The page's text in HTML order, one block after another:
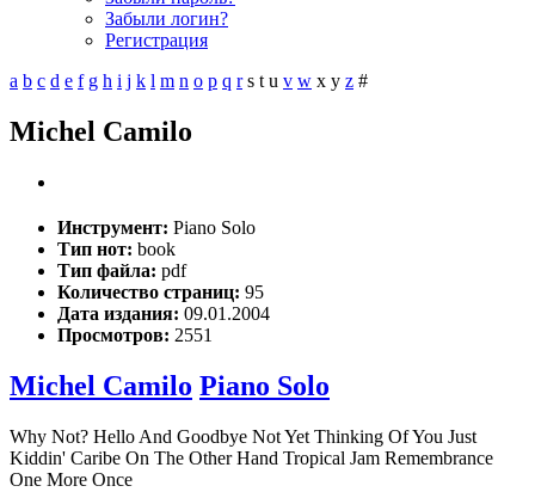
Забыли логин?
Регистрация
a b c d e f g h i j k l m n o p q r s t u v w x y z #
Michel Camilo
Инструмент: Piano Solo
Тип нот: book
Тип файла: pdf
Количество страниц: 95
Дата издания: 09.01.2004
Просмотров: 2551
Michel Camilo Piano Solo
Why Not? Hello And Goodbye Not Yet Thinking Of You Just
Kiddin' Caribe On The Other Hand Tropical Jam Remembrance
One More Once